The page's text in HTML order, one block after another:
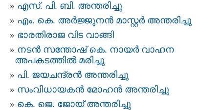
എസ്. പി. ബി. അന്തരിച്ചു
എം. കെ. അര്‍ജ്ജുനന്‍ മാസ്റ്റര്‍ അന്തരിച്ചു
ഭാരതിരാജ വിട വാങ്ങി
നടന്‍ സന്തോഷ് കെ. നായര്‍ വാഹന
അപകടത്തില്‍ മരിച്ചു
പി. ജയചന്ദ്രൻ അന്തരിച്ചു
സംവിധായകൻ മോഹൻ അന്തരിച്ചു
കെ. ജെ. ജോയ് അന്തരിച്ചു